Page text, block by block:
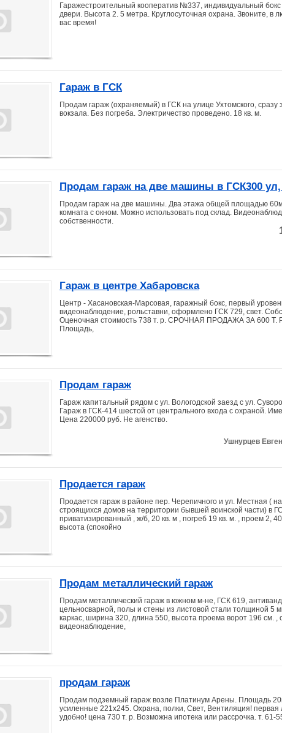
Гаражестроительный кооператив №337, индивидуальный бокс
двери. Высота 2. 5 метра. Круглосуточная охрана. Звоните, в
вас время!
Гараж в ГСК
Продам гараж (охраняемый) в ГСК на улице Ухтомского, сразу
вокзала. Без погреба. Электричество проведено. 18 кв. м.
Продам гараж на две машины в ГСК300
Продам гараж на две машины. Два этажа общей площадью
комната с окном. Можно использовать под склад.
собственности.
Гараж в центре Хабаровска
Центр - Хасановская-Марсовая, гаражный бокс, первый
видеонаблюдение, рольставни, оформлено ГСК 729, свет.
Оценочная стоимость 738 т. р. СРОЧНАЯ ПРОДАЖА ЗА 600
Площадь,
Продам гараж
Гараж капитальный рядом с ул. Вологодской заезд с ул.
Гараж в ГСК-414 шестой от центрального входа с охраной.
Цена 220000 руб. Не агенство.
Ушнурцев
Продается гараж
Продается гараж в районе пер. Черепичного и ул. Местная (
строящихся домов на территории бывшей воинской части) в
приватизированный , ж/б, 20 кв. м , погреб 19 кв. м. , проем 2,
высота (спокойно
Продам металлический гараж
Продам металлический гараж в южном м-не, ГСК 619,
цельносварной, полы и стены из листовой стали толщиной 5
каркас, ширина 320, длина 550, высота проема ворот 196 см. ,
видеонаблюдение,
продам гараж
Продам подземный гараж возле Платинум Арены. Площадь
усиленные 221х245. Охрана, полки, Свет, Вентиляция! первая
удобно! цена 730 т. р. Возможна ипотека или рассрочка. т. 61-